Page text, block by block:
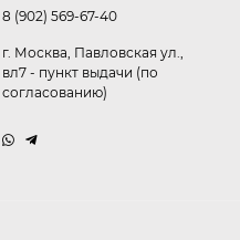
8 (902) 569-67-40
г. Москва, Павловская ул.,
вл7 - пункт выдачи (по
согласованию)